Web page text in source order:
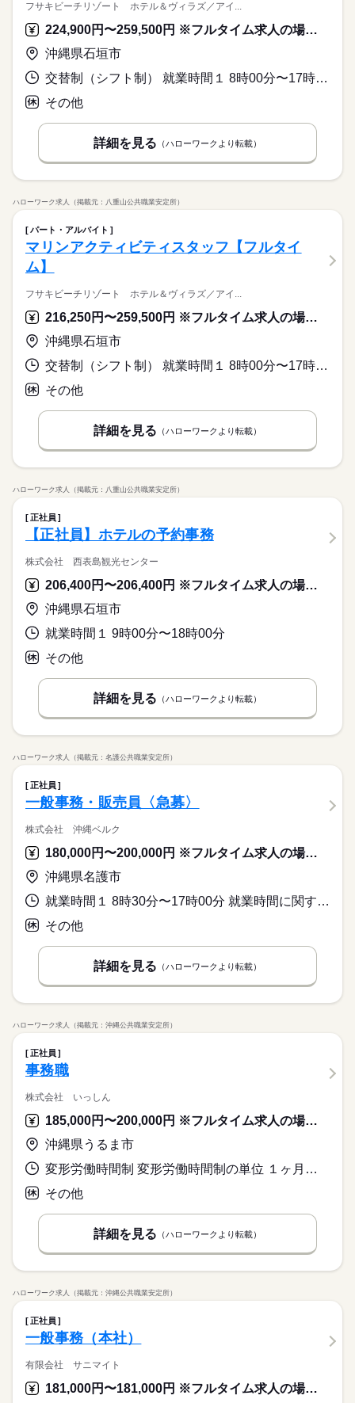
フサキビーチリゾート ホテル＆ヴィラズ／アイ...
224,900円〜259,500円 ※フルタイム求人の場合は月額（換算額）、パート求人の場合は時間額を表示しています。
沖縄県石垣市
交替制（シフト制） 就業時間１ 8時00分〜17時00分 就業時間２ 11時00分〜20時00分 就業時間に関する特記事項 ＊実働８ｈ／週休２日制
その他
詳細を見る （ハローワークより転載）
ハローワーク求人（掲載元：八重山公共職業安定所）
パート・アルバイト
マリンアクティビティスタッフ【フルタイ
ム】
フサキビーチリゾート ホテル＆ヴィラズ／アイ...
216,250円〜259,500円 ※フルタイム求人の場合は月額（換算額）、パート求人の場合は時間額を表示しています。
沖縄県石垣市
交替制（シフト制） 就業時間１ 8時00分〜17時00分 就業時間２ 11時00分〜20時00分 就業時間に関する特記事項 ＊実働８ｈ／シフト制
その他
詳細を見る （ハローワークより転載）
ハローワーク求人（掲載元：八重山公共職業安定所）
正社員
【正社員】ホテルの予約事務
株式会社 西表島観光センター
206,400円〜206,400円 ※フルタイム求人の場合は月額（換算額）、パート求人の場合は時間額を表示しています。
沖縄県石垣市
就業時間１ 9時00分〜18時00分
その他
詳細を見る （ハローワークより転載）
ハローワーク求人（掲載元：名護公共職業安定所）
正社員
一般事務・販売員〈急募〉
株式会社 沖縄ベルク
180,000円〜200,000円 ※フルタイム求人の場合は月額（換算額）、パート求人の場合は時間額を表示しています。
沖縄県名護市
就業時間１ 8時30分〜17時00分 就業時間に関する特記事項 お昼休み（６０分）
その他
詳細を見る （ハローワークより転載）
ハローワーク求人（掲載元：沖縄公共職業安定所）
正社員
事務職
株式会社 いっしん
185,000円〜200,000円 ※フルタイム求人の場合は月額（換算額）、パート求人の場合は時間額を表示しています。
沖縄県うるま市
変形労働時間制 変形労働時間制の単位 １ヶ月単位 就業時間１ 9時00分〜18時00分
その他
詳細を見る （ハローワークより転載）
ハローワーク求人（掲載元：沖縄公共職業安定所）
正社員
一般事務（本社）
有限会社 サニマイト
181,000円〜181,000円 ※フルタイム求人の場合は月額（換算額）、パート求人の場合は時間額を表示しています。